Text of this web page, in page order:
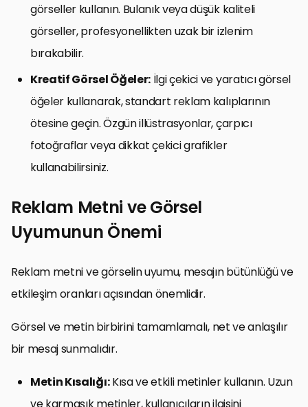
görseller kullanın. Bulanık veya düşük kaliteli
görseller, profesyonellikten uzak bir izlenim
bırakabilir.
Kreatif Görsel Öğeler:İlgi çekici ve yaratıcı görsel
öğeler kullanarak, standart reklam kalıplarının
ötesine geçin. Özgün illüstrasyonlar, çarpıcı
fotoğraflar veya dikkat çekici grafikler
kullanabilirsiniz.
Reklam Metni ve Görsel
Uyumunun Önemi
Reklam metni ve görselin uyumu, mesajın bütünlüğü ve
etkileşim oranları açısından önemlidir.
Görsel ve metin birbirini tamamlamalı, net ve anlaşılır
bir mesaj sunmalıdır.
Metin Kısalığı:Kısa ve etkili metinler kullanın. Uzun
ve karmaşık metinler, kullanıcıların ilgisini